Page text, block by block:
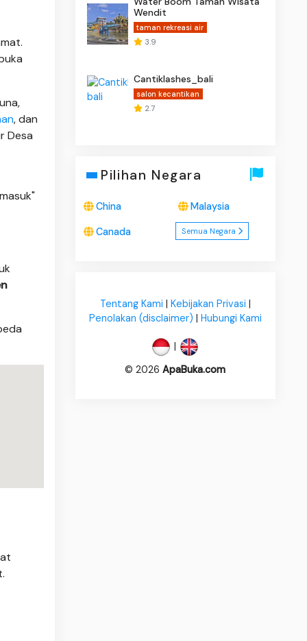
, dan
Desa
Wendit
taman rekreasi air
3.9
Cantiklashes_bali
salon kecantikan
2.7
Pilihan Negara
China Malaysia
Canada Semua Negara
Tentang Kami | Kebijakan Privasi |
Penolakan (disclaimer) | Hubungi Kami
|
© 2026ApaBuka.com